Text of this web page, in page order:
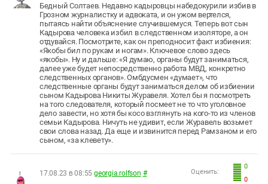
Бедный Солтаев. Недавно кадыровцы набедокурили избив в
Грозном журналистку и адвоката, и он ужом вертелся,
пытаясь найти объяснение случившемуся. Теперь вот сын
Кадырова человека избил в следственном изоляторе, а он
отдувайся. Посмотрите, как он преподносит факт избиения:
«Якобы бил по рукам и ногам». Ключевое слово здесь
«якобы». Ну и дальше: «Я думаю, органы будут заниматься,
далее уже будет непосредственно работа МВД, конкретно
следственных органов». Омбдусмен «думает», что
следственные органы будут заниматься делом об избиении
сыном Кадырова Никиты Журавеля. Хотел бы я посмотреть
на того следователя, который посмеет не то что уголовное
дело завести, но хотя бы косо взглянуть на кого-то из членов
семьи Кадырова. Ничуть не удивит, если Журавель возьмет
свои слова назад. Да еще и извинится перед Рамзаном и его
сыном, «за клевету».
0
0
Оценить:
17.08.23 в 08:55 georgia.rolfson #